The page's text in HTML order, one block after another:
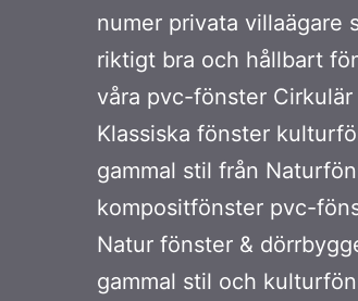
numer privata villaägare
riktigt bra och hållbart
våra pvc-fönster
Klassiska fönster
gammal stil från
kompositfönster pvc-
Natur fönster &
gammal stil och